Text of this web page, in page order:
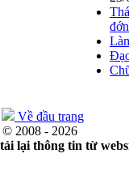
Về đầu trang
© 2008 - 2026
lại thông tin từ